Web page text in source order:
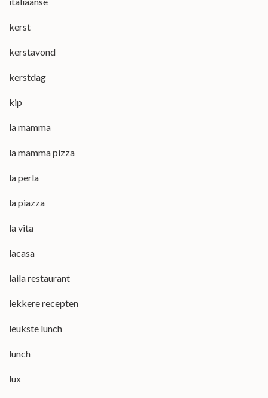
kerst
kerstavond
kerstdag
kip
la mamma
la mamma pizza
la perla
la piazza
la vita
lacasa
laila restaurant
lekkere recepten
leukste lunch
lunch
lux